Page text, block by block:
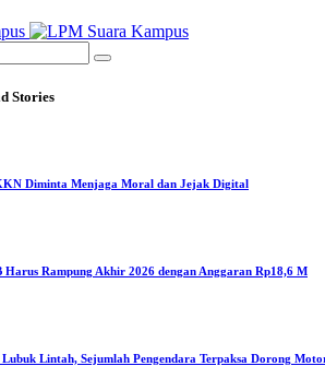
Stories
Diminta Menjaga Moral dan Jejak Digital
Rampung Akhir 2026 dengan Anggaran Rp18,6 M
Lintah, Sejumlah Pengendara Terpaksa Dorong